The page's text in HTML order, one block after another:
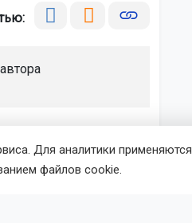
Для аналитики применяются
файлов cookie.